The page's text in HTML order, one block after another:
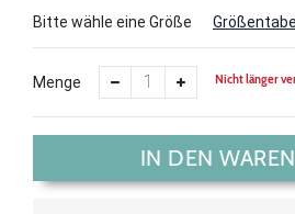
Bitte wähle eine Größe
Menge Nicht länger
IN DEN